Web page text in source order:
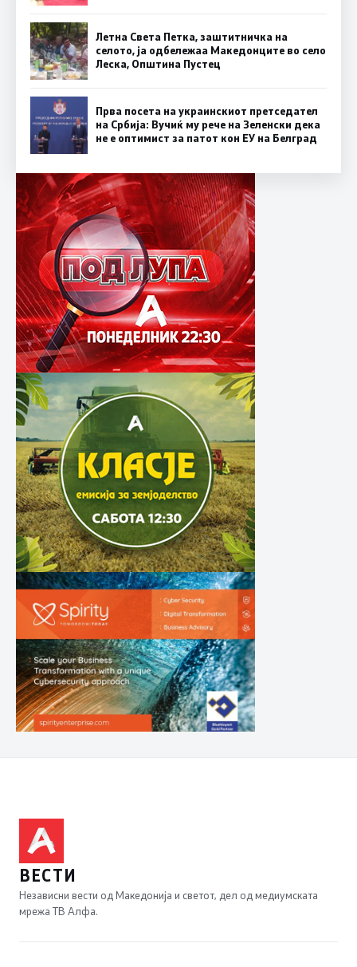
Летна Света Петка, заштитничка на
селото, ја одбележаа Македонците во село
Леска, Општина Пустец
Прва посета на украинскиот претседател
на Србија: Вучиќ му рече на Зеленски дека
не е оптимист за патот кон ЕУ на Белград
ВЕСТИ
Независни вести од Македонија и светот, дел од медиумската
мрежа ТВ Алфа.